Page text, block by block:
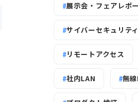
展示会・フェアレポ
サイバーセキュリティ
リモートアクセス
社内LAN 無